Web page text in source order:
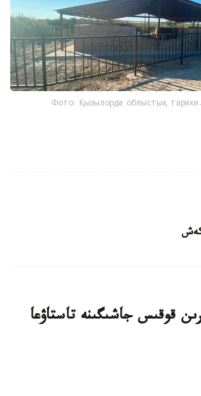
Фото: Қызылорда облыстық
قوقىس جاشىگىنە تاستاۋعا